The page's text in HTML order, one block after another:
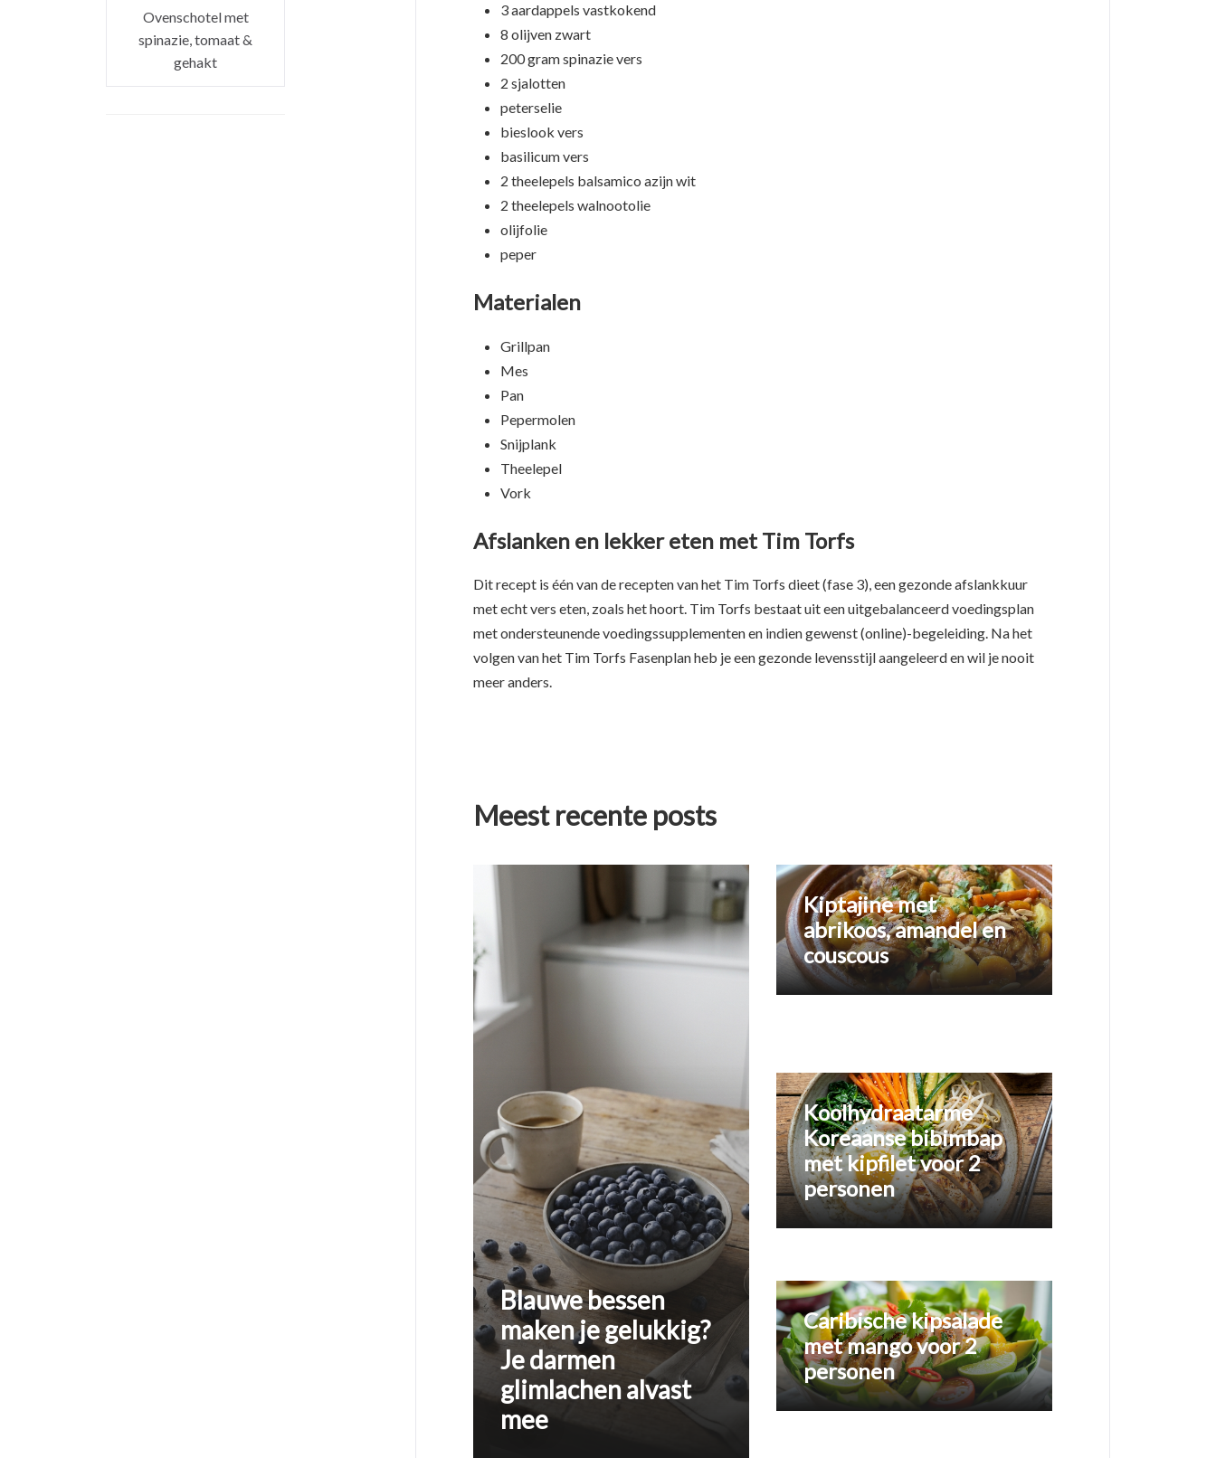
3 aardappels vastkokend
8 olijven zwart
200 gram spinazie vers
2 sjalotten
peterselie
bieslook vers
basilicum vers
2 theelepels balsamico azijn wit
2 theelepels walnootolie
olijfolie
peper
Materialen
Grillpan
Mes
Pan
Pepermolen
Snijplank
Theelepel
Vork
Afslanken en lekker eten met Tim Torfs
Dit recept is één van de recepten van het Tim Torfs dieet (fase 3), een gezonde afslankkuur
met echt vers eten, zoals het hoort. Tim Torfs bestaat uit een uitgebalanceerd voedingsplan
met ondersteunende voedingssupplementen en indien gewenst (online)-begeleiding. Na het
volgen van het Tim Torfs Fasenplan heb je een gezonde levensstijl aangeleerd en wil je nooit
meer anders.
Meest recente posts
Blauwe bessen
maken je gelukkig?
Je darmen
glimlachen alvast
mee
Kiptajine met
abrikoos, amandel en
couscous
Koolhydraatarme
Koreaanse bibimbap
met kipfilet voor 2
personen
Caribische kipsalade
met mango voor 2
personen
Ovenschotel met
spinazie, tomaat &
gehakt